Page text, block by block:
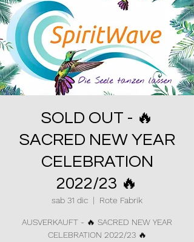
SOLD OUT - 🔥
SACRED NEW YEAR
CELEBRATION
2022/23 🔥
sab 31 dic
  |
Rote Fabrik
AUSVERKAUFT - 🔥 SACRED NEW YEAR
CELEBRATION 2022/23 🔥